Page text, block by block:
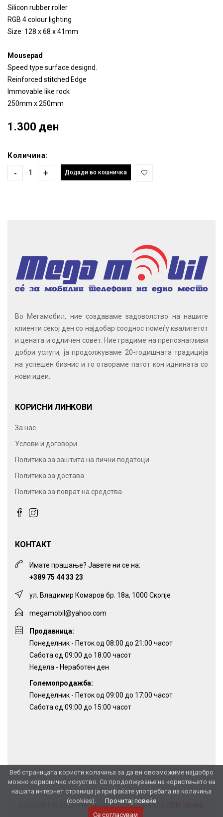
Silicon rubber roller
RGB 4 colour lighting
Size: 128 x 68 x 41mm
Mousepad
Speed type surface designd.
Reinforced stitched Edge
Immovable like rock
250mm x 250mm
1.300 ден
Количина:
- + Додади во кошничка
Веб страницата користи колачиња за да ви овозможиме најдобро
можно корисничко искуство. Со продолжување на користењето на
нашата интернет страница ја прифаќате употребата на колачиња
(cookies).
Прочитај повеќе
Се согласувам
Во Мегамобил, ние создаваме задоволство на нашите
клиенти секој ден со најдобар сооднос помеѓу квалитетот
и цената и одличен совет. Ние градиме на препознатливи
добри услуги, ја продолжуваме 20-годишната традиција
на успешен бизнис и го отвораме патот кон иднината со
нови идеи.
КОРИСНИ ЛИНКОВИ
За нас
Услови и договори
Политика за заштита на лични податоци
Политика за достава
Политика за поврат на средства
КОНТАКТ
Имате прашање? Јавете ни се на:
+389 75 44 33 23
ул. Владимир Комаров бр. 18а, 1000 Скопје
megamobil@yahoo.com
Продавница:
Понеделник - Петок од 08:00 до 21:00 часот
Сабота од 09:00 до 18:00 часот
Недела - Неработен ден
Големопродажба:
Понеделник - Петок од 09:00 до 17:00 часот
Сабота од 09:00 до 15:00 часот
Copyright © 2026 Мегамобил |Developed by